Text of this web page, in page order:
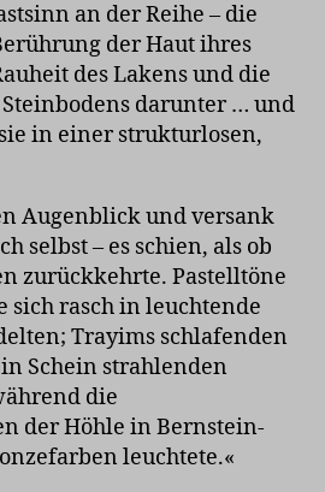
an der Reihe – die
der Haut ihres
des Lakens und die
darunter … und
in einer strukturlosen,
Augenblick und versank
selbst – es schien, als ob
zurückkehrte. Pastelltöne
sich rasch in leuchtende
Trayims schlafenden
Schein strahlenden
die
der Höhle in Bernstein-
leuchtete.«